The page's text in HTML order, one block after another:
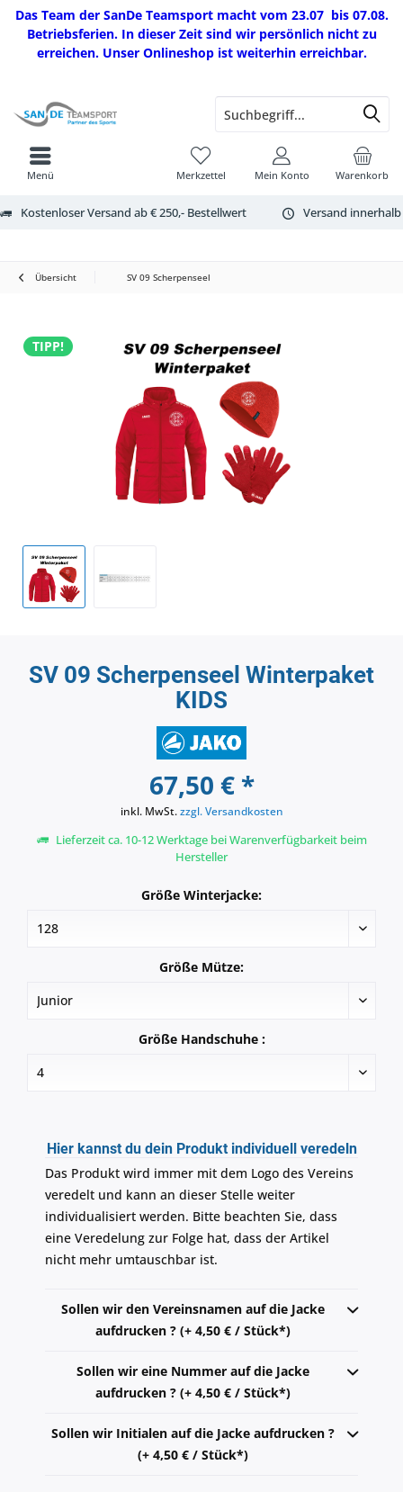
Das Team der SanDe Teamsport macht vom 23.07 bis 07.08.
Betriebsferien. In dieser Zeit sind wir persönlich nicht zu
erreichen. Unser Onlineshop ist weiterhin erreichbar.
Kostenloser Versand ab € 250,- Bestellwert Versand
Warenkorb
Merkzettel Mein Konto
Menü
Übersicht SV 09 Scherpenseel
TIPP!
SV 09 Scherpenseel Winterpaket
KIDS
67,50 € *
inkl. MwSt.zzgl. Versandkosten
Lieferzeit ca. 10-12 Werktage bei Warenverfügbarkeit beim
Hersteller
Größe Winterjacke:
Größe Mütze:
Größe Handschuhe :
Hier kannst du dein Produkt individuell veredeln
Das Produkt wird immer mit dem Logo des Vereins
veredelt und kann an dieser Stelle weiter
individualisiert werden. Bitte beachten Sie, dass
eine Veredelung zur Folge hat, dass der Artikel
nicht mehr umtauschbar ist.
Sollen wir den Vereinsnamen auf die Jacke
aufdrucken ? (+ 4,50 € / Stück*)
Sollen wir eine Nummer auf die Jacke
aufdrucken ? (+ 4,50 € / Stück*)
Sollen wir Initialen auf die Jacke aufdrucken ?
(+ 4,50 € / Stück*)